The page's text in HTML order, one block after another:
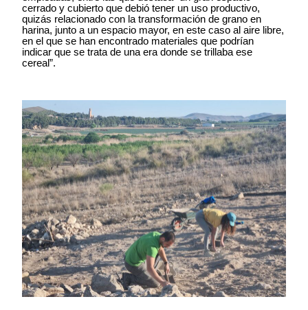
cerrado y cubierto que debió tener un uso productivo,
quizás relacionado con la transformación de grano en
harina, junto a un espacio mayor, en este caso al aire libre,
en el que se han encontrado materiales que podrían
indicar que se trata de una era donde se trillaba ese
cereal”.